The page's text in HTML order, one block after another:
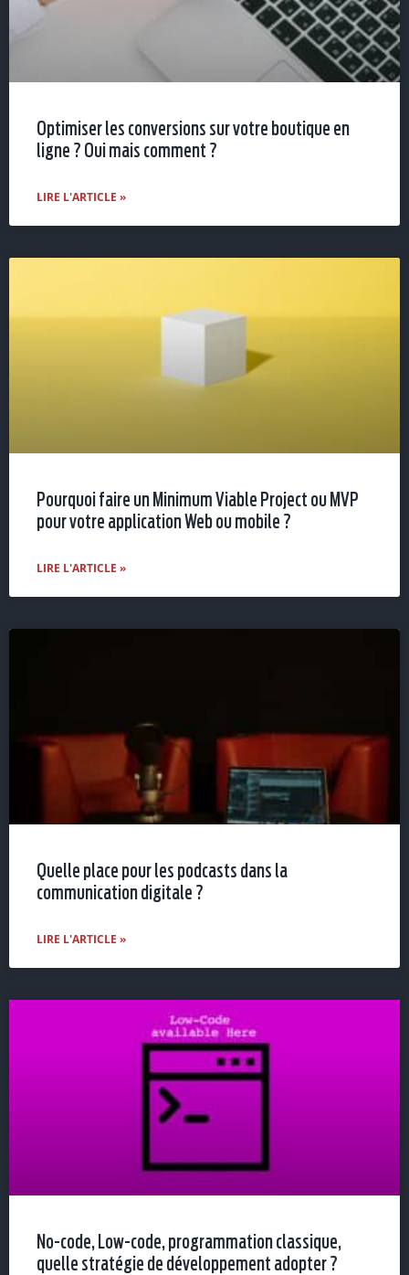
Optimiser les conversions sur votre boutique en
ligne ? Oui mais comment ?
LIRE L'ARTICLE »
Pourquoi faire un Minimum Viable Project ou MVP
pour votre application Web ou mobile ?
LIRE L'ARTICLE »
Quelle place pour les podcasts dans la
communication digitale ?
LIRE L'ARTICLE »
No-code, Low-code, programmation classique,
quelle stratégie de développement adopter ?